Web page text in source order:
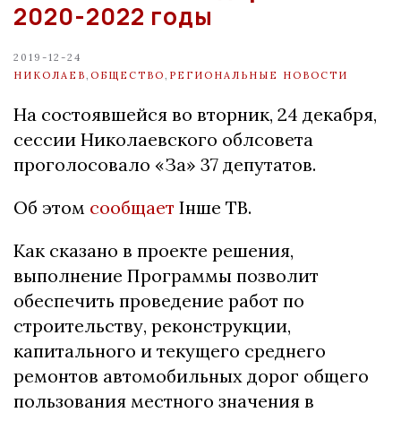
2020-2022 годы
2019-12-24
НИКОЛАЕВ ОБЩЕСТВО РЕГИОНАЛЬНЫЕ НОВОСТИ
На состоявшейся во вторник, 24 декабря,
сессии Николаевского облсовета
проголосовало «За» 37 депутатов.
Об этом сообщает Інше ТВ.
Как сказано в проекте решения,
выполнение Программы позволит
обеспечить проведение работ по
строительству, реконструкции,
капитального и текущего среднего
ремонтов автомобильных дорог общего
пользования местного значения в